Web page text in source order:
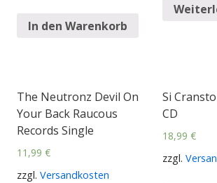
In den Warenkorb
The Neutronz Devil On
Your Back Raucous
Records Single
11,99 €
zzgl. Versandkosten
Si
CD
18,99 €
zzgl.